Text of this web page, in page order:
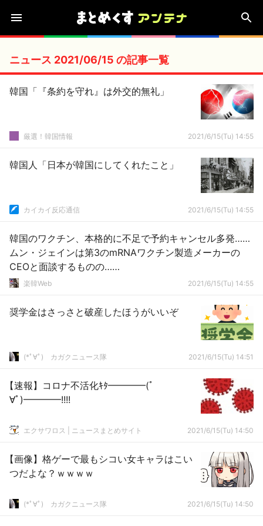
ニュース 2021/06/15 の記事一覧
韓国「『条約を守れ』は外交的無礼」
厳選！韓国情報 2021/6/15(Tu) 14:55
韓国人「日本が韓国にしてくれたこと」
カイカイ反応通信 2021/6/15(Tu) 14:55
韓国のワクチン、本格的に不足で予約キャンセル多発……
ムン・ジェインは第3のmRNAワクチン製造メーカーの
CEOと面談するものの……
楽韓Web 2021/6/15(Tu) 14:55
奨学金はさっさと破産したほうがいいぞ
(*ﾟ∀ﾟ)ゞカガクニュース隊 2021/6/15(Tu) 14:51
【速報】コロナ不活化ｷﾀ━━━━(ﾟ
∀ﾟ)━━━━!!!!
エクサワロス | ニュースまとめサイト 2021/6/15(Tu) 14:50
【画像】格ゲーで最もシコい女キャラはこい
つだよな？ｗｗｗｗ
(*ﾟ∀ﾟ)ゞカガクニュース隊 2021/6/15(Tu) 14:50